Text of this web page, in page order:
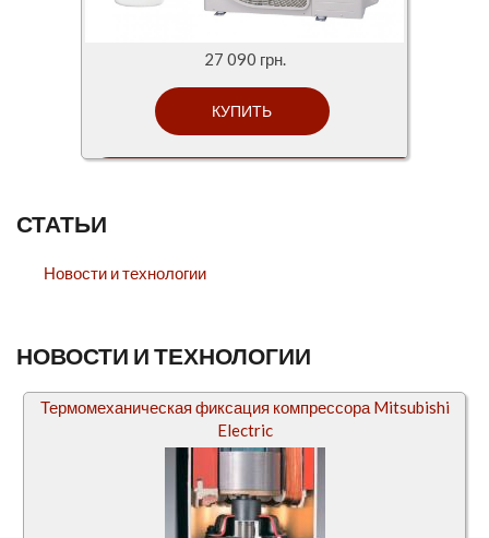
27 090 грн.
СТАТЬИ
Новости и технологии
НОВОСТИ И ТЕХНОЛОГИИ
Термомеханическая фиксация компрессора Mitsubishi
Electric